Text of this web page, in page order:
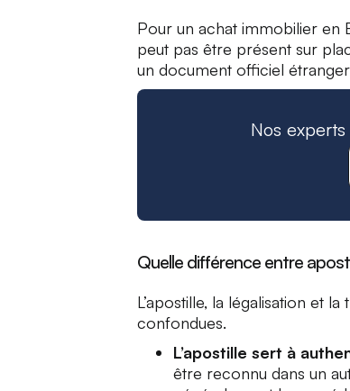
Pour un achat immobilier en
peut pas être présent sur
un document officiel
Nos
Quelle différence entre
L’apostille, la légalisation et
confondues.
L’apostille sert à
être reconnu dans un